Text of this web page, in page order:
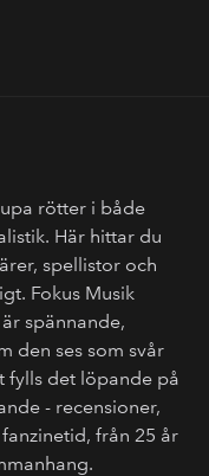
rötter i både
Här hittar du
spellistor och
Fokus Musik
spännande,
den ses som svår
fylls det löpande på
- recensioner,
från 25 år